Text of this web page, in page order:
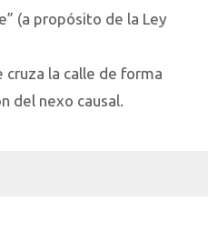
(a propósito de la Ley
cruza la calle de forma
del nexo causal.